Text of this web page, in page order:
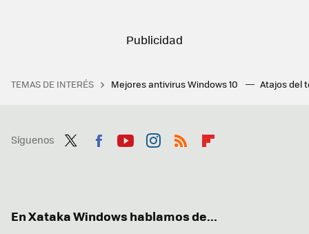
TEMAS DE INTERÉS Mejores antivirus Windows 10 Atajos del
Síguenos
En Xataka Windows hablamos de...